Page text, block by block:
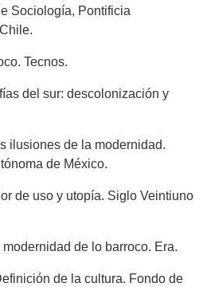
Sociología, Pontificia
Tecnos.
del sur: descolonización y
ilusiones de la modernidad.
de México.
de uso y utopía. Siglo Veintiuno
de lo barroco. Era.
de la cultura. Fondo de